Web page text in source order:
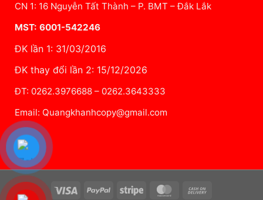
CN 1: 16 Nguyễn Tất Thành – P. BMT – Đắk Lắk
MST: 6001-542246
ĐK lần 1: 31/03/2016
ĐK thay đổi lần 2: 15/12/2026
ĐT: 0262.3976688 – 0262.3643333
Email: Quangkhanhcopy@gmail.com
Visa PayPal Stripe MasterCard